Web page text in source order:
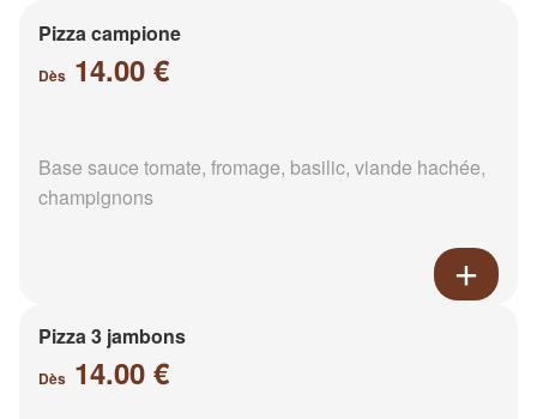
Pizza campione
Dès 14.00 €
Base sauce tomate, fromage, basilic, viande hachée,
champignons
Pizza 3 jambons
Dès 14.00 €